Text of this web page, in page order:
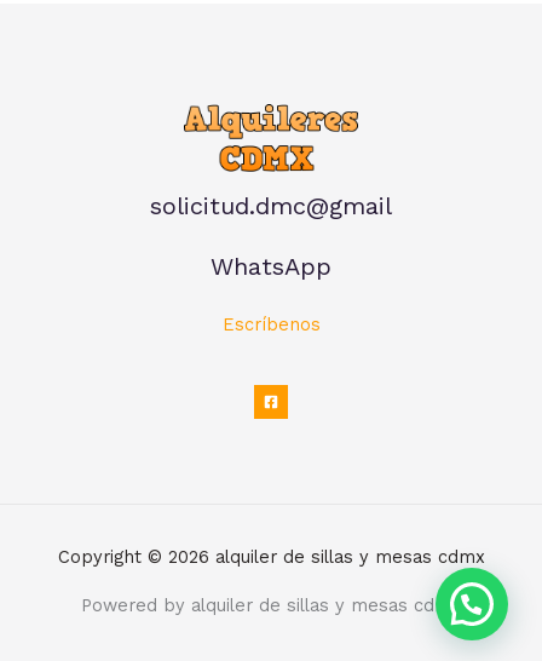
solicitud.dmc@gmail
WhatsApp
Escríbenos
Copyright © 2026 alquiler de sillas y mesas cdmx
Powered by alquiler de sillas y mesas cdmx